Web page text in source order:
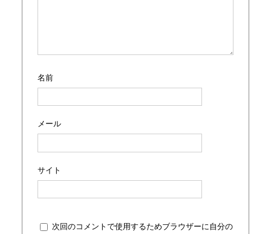
名前
メール
サイト
次回のコメントで使用するためブラウザーに自分の